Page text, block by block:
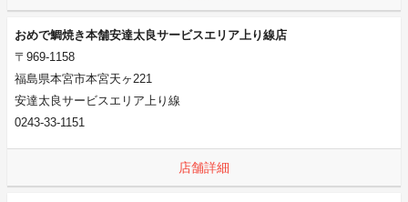
おめで鯛焼き本舗安達太良サービスエリア上り線店
〒969-1158
福島県本宮市本宮天ヶ221
安達太良サービスエリア上り線
0243-33-1151
店舗詳細